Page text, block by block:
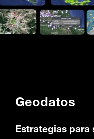
Geodatos
Estrategias para